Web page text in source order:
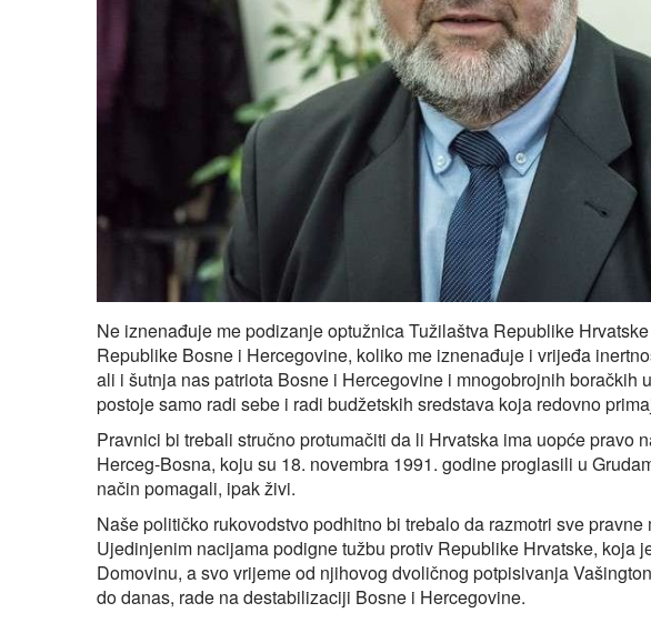
Ne iznenađuje me podizanje optužnica Tužilaštva Republike
Republike Bosne i Hercegovine, koliko me iznenađuje i vrijeđa
ali i šutnja nas patriota Bosne i Hercegovine i mnogobrojnih boračkih
postoje samo radi sebe i radi budžetskih sredstava koja redovno
Pravnici bi trebali stručno protumačiti da li Hrvatska ima uopće pravo
Herceg-Bosna, koju su 18. novembra 1991. godine proglasili u
način pomagali, ipak živi.
Naše političko rukovodstvo podhitno bi trebalo da razmotri sve
Ujedinjenim nacijama podigne tužbu protiv Republike Hrvatske, koja
Domovinu, a svo vrijeme od njihovog dvoličnog potpisivanja
do danas, rade na destabilizaciji Bosne i Hercegovine.